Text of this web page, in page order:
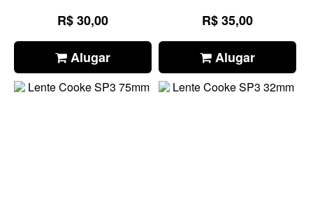
R$ 30,00
Alugar
R$ 35,00
Alugar